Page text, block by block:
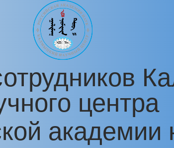
центра
академии